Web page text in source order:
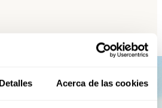
Detalles Acerca de las cookies